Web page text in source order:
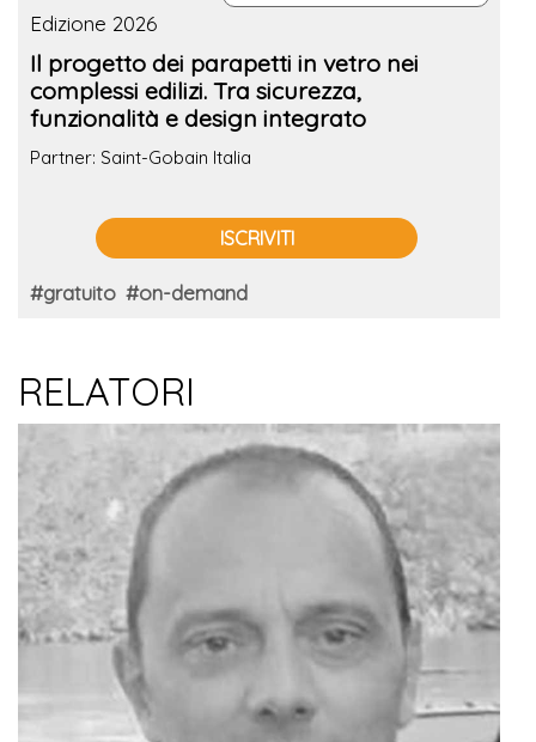
Edizione 2026
Il progetto dei parapetti in vetro nei
complessi edilizi. Tra sicurezza,
funzionalità e design integrato
Partner: Saint-Gobain Italia
ISCRIVITI
#gratuito #on-demand
RELATORI